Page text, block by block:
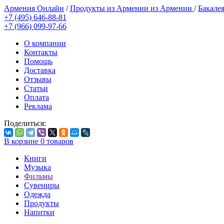
Армения Онлайн /Продукты из Армении из Армении /
+7 (495) 646-88-81
+7 (966) 099-97-66
О компании
Контакты
Помощь
Доставка
Отзывы
Статьи
Оплата
Реклама
Поделиться:
В корзине 0 товаров
Книги
Музыка
Фильмы
Сувениры
Одежда
Продукты
Напитки